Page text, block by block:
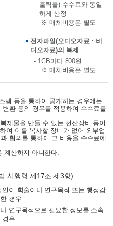
출력물) 수수료와 동일
하게 산정
※ 매체비용은 별도
전자파일(오디오자료ㆍ비
디오자료)의 복제
- 1GB마다 800원
※ 매체비용은 별도
템 등을 통하여 공개하는 경우에는
환 등의 경우를 적용하여 수수료를
제물을 만들 수 있는 전산장비 등이
여 이를 복사할 장비가 없어 외부업
협의를 통하여 그 비용을 수수료에
계산하지 아니한다.
시행령 제17조 제3항)
인이 학술이나 연구목적 또는 행정감
경우
연구목적으로 필요한 정보를 소속
경우